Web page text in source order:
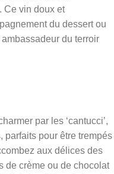
Ce vin doux et
du dessert ou
du terroir
par les ‘cantucci’,
parfaits pour être trempés
aux délices des
de crème ou de chocolat